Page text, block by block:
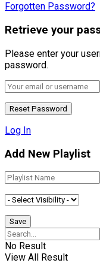
Forgotten Password?
Retrieve your
Please enter your
password.
Log In
Add New Playlist
No Result
View All Result